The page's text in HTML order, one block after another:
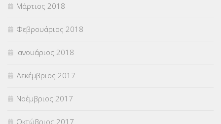
Μάρτιος 2018
Φεβρουάριος 2018
Ιανουάριος 2018
Δεκέμβριος 2017
Νοέμβριος 2017
Οκτώβριος 2017